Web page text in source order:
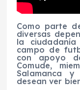
Como parte
diversas
la
campo de
con apoyo
Comude,
Salamanca y
desean ver